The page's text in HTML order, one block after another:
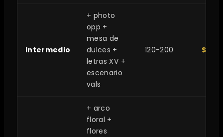
Intermedio
+ photo
opp +
mesa de
dulces +
letras XV +
escenario
vals
120-200
+ arco
floral +
flores